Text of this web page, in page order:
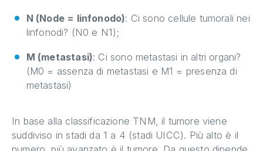
N (Node = linfonodo): Ci sono cellule tumorali nei
linfonodi? (N0 e N1);
M (metastasi): Ci sono metastasi in altri organi?
(M0 = assenza di metastasi e M1 = presenza di
metastasi)
In base alla classificazione TNM, il tumore viene
suddiviso in stadi da 1 a 4 (stadi UICC). Più alto è il